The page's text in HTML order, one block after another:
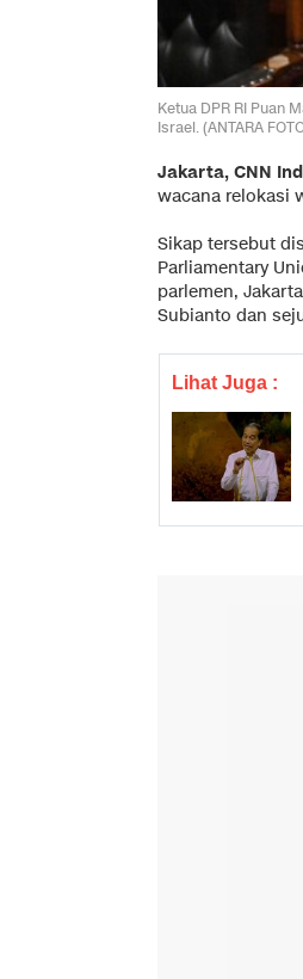
Ketua DPR RI Puan
Israel. (ANTARA
Jakarta, CNN
wacana relokasi
Sikap tersebut
Parliamentary
parlemen,
Subianto dan
Lihat Juga :